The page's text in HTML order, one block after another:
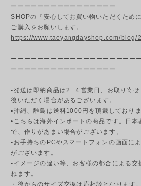
ーーーーーーーーーーーーーーーー
SHOPの『安心してお買い物いただくため
ご購入をお願いします。
https://www.taeyangdayshop.com/blog/
ーーーーーーーーーーーーーーーーーーー
ーーーーーーーーーーーーーーーー
▪発送は即納商品は2−４営業日、お取り寄
後いただく場合があるございます。
▪︎沖縄、離島は送料1000円を頂戴しておりま
•こちらは海外インポートの商品です。日本
で、作りがあまい場合がございます。
▪︎お手持ちのPCやスマートフォンの画面に
がございます。
▪︎イメージの違い等、お客様の都合による交
ねます。
・後からのサイズ交換は応相談となります。